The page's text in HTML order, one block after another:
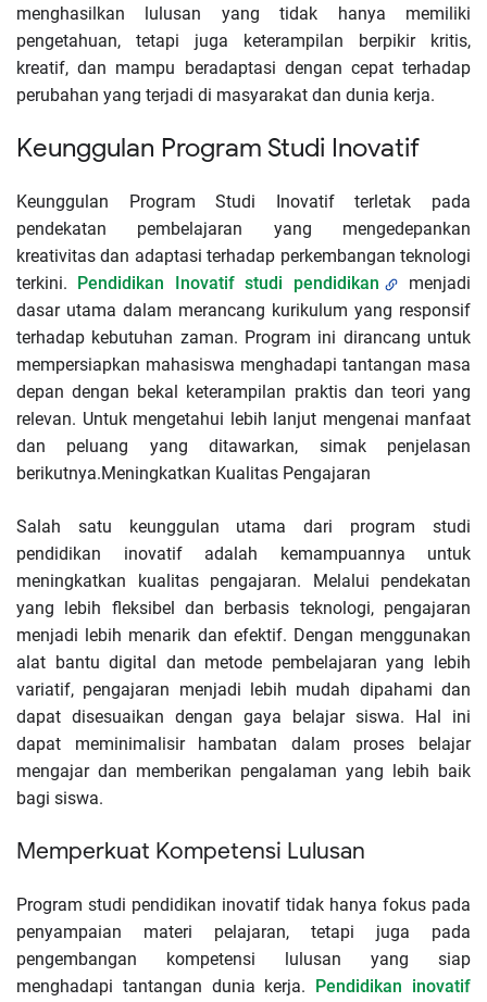
menghasilkan lulusan yang tidak hanya memiliki
pengetahuan, tetapi juga keterampilan berpikir kritis,
kreatif, dan mampu beradaptasi dengan cepat terhadap
perubahan yang terjadi di masyarakat dan dunia kerja.
Keunggulan Program Studi Inovatif
Keunggulan Program Studi Inovatif terletak pada
pendekatan pembelajaran yang mengedepankan
kreativitas dan adaptasi terhadap perkembangan teknologi
terkini. Pendidikan Inovatif studi pendidikan
menjadi
dasar utama dalam merancang kurikulum yang responsif
terhadap kebutuhan zaman. Program ini dirancang untuk
mempersiapkan mahasiswa menghadapi tantangan masa
depan dengan bekal keterampilan praktis dan teori yang
relevan. Untuk mengetahui lebih lanjut mengenai manfaat
dan peluang yang ditawarkan, simak penjelasan
berikutnya.Meningkatkan Kualitas Pengajaran
Salah satu keunggulan utama dari program studi
pendidikan inovatif adalah kemampuannya untuk
meningkatkan kualitas pengajaran. Melalui pendekatan
yang lebih fleksibel dan berbasis teknologi, pengajaran
menjadi lebih menarik dan efektif. Dengan menggunakan
alat bantu digital dan metode pembelajaran yang lebih
variatif, pengajaran menjadi lebih mudah dipahami dan
dapat disesuaikan dengan gaya belajar siswa. Hal ini
dapat meminimalisir hambatan dalam proses belajar
mengajar dan memberikan pengalaman yang lebih baik
bagi siswa.
Memperkuat Kompetensi Lulusan
Program studi pendidikan inovatif tidak hanya fokus pada
penyampaian materi pelajaran, tetapi juga pada
pengembangan kompetensi lulusan yang siap
menghadapi tantangan dunia kerja. Pendidikan inovatif